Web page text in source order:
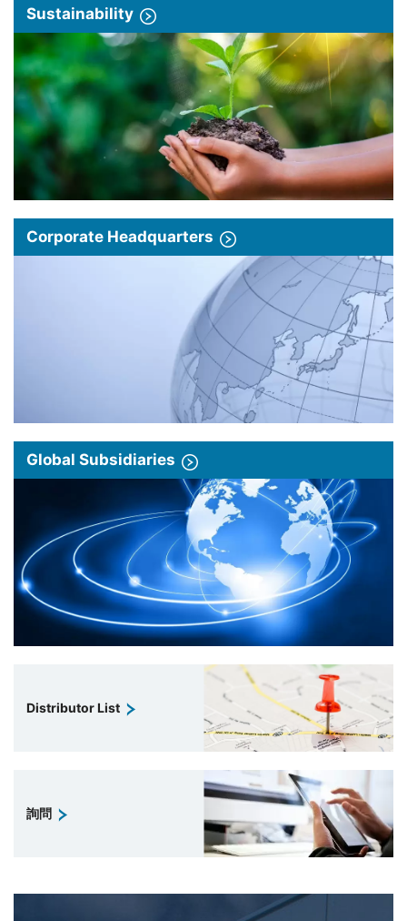
Sustainability
Corporate Headquarters
Global Subsidiaries
Distributor List
詢問